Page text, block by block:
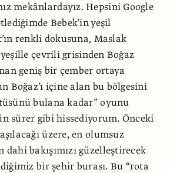
mekânlardayız. Hepsini Google
Bebek’in yeşil
renkli dokusuna, Maslak
çevrili grisinden Boğaz
geniş bir çember ortaya
Boğaz’ı içine alan bu bölgesini
bulana kadar” oyunu
sürer gibi hissediyorum. Önceki
üzere, en olumsuz
bakışımızı güzelleştirecek
bir şehir burası. Bu “rota